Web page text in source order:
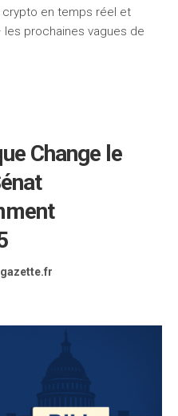
en temps réel et
prochaines vagues de
Change le